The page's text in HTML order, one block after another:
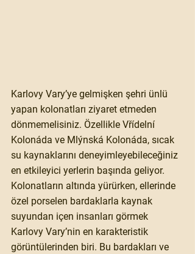
Karlovy Vary’ye gelmişken şehri ünlü
yapan kolonatları ziyaret etmeden
dönmemelisiniz. Özellikle Vřídelní
Kolonáda ve Mlýnská Kolonáda, sıcak
su kaynaklarını deneyimleyebileceğiniz
en etkileyici yerlerin başında geliyor.
Kolonatların altında yürürken, ellerinde
özel porselen bardaklarla kaynak
suyundan içen insanları görmek
Karlovy Vary’nin en karakteristik
görüntülerinden biri. Bu bardakları ve